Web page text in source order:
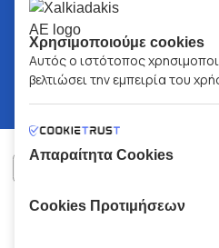
Χρησιμοποιούμε cookies
Αυτός ο ιστότοπος
βελτιώσει την εμπειρία του
Απαραίτητα Cookies
Cookies Προτιμήσεων